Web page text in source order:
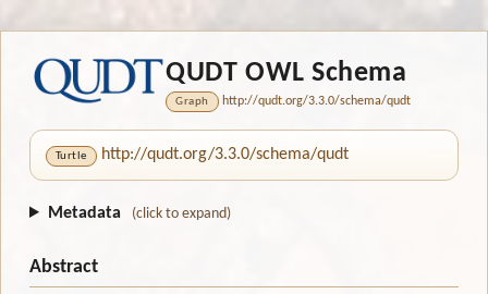
QUDT OWL Schema
Graph http://qudt.org/3.3.0/schema/qudt
Turtle http://qudt.org/3.3.0/schema/qudt
Metadata (click to expand)
Abstract